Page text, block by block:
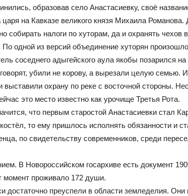
образовав село Анастасиевку, своё
на Кавказе великого князя Михаила Романова.
собирать налоги по хуторам, да и охранять чехов
одной из версий объединение хуторян
соседнего адыгейского аула якобы позарился на
убили не корову, а вырезали целую семью. И
выставили охрану по реке с восточной стороны.
это место известно как урочище Третья Рота.
что первым старостой Анастасиевки стал
то ему пришлось исполнять обязанности и
по свидетельству современников, среди
В Новороссийском госархиве есть документ
момент проживало 172 души.
достаточно преуспели в области земледелия.